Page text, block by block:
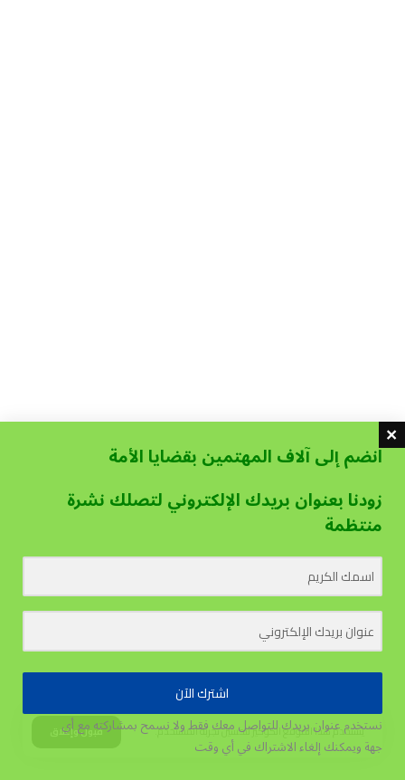
يستخدم هذا الموقع الكوكيز لتحسين تجربة المستخدم. قبول وإغلاق
انضم إلى آلاف المهتمين بقضايا الأمة
زودنا بعنوان بريدك الإلكتروني لتصلك نشرة
منتظمة
اشترك الآن
نستخدم عنوان بريدك للتواصل معك فقط ولا نسمح بمشاركته مع أي
جهةويمكنك إلغاء الاشتراك في أي وقت